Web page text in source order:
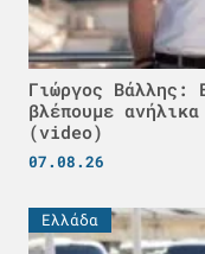
Γιώργος Βάλλης:
βλέπουμε
(video)
07.08.26
Ελλάδα